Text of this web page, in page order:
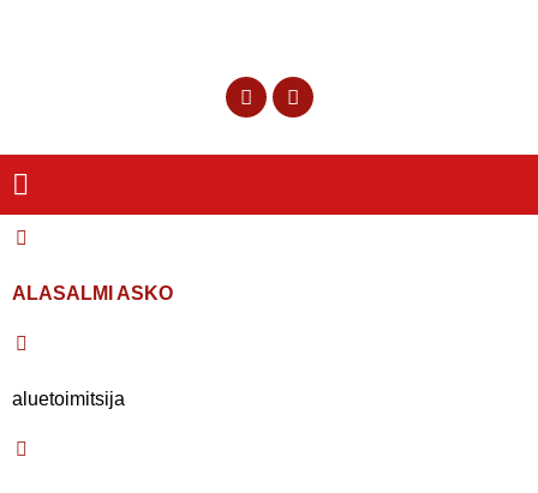
ALASALMI ASKO
aluetoimitsija